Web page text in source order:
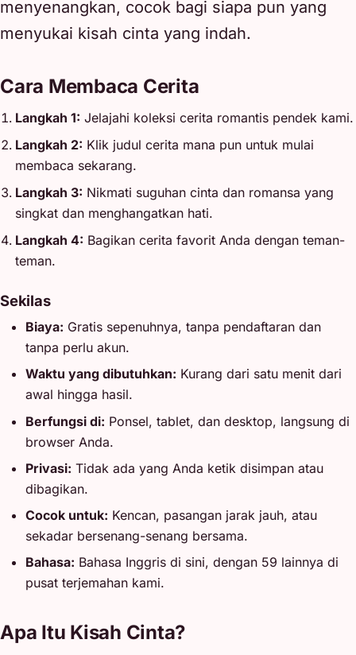
menyenangkan, cocok bagi siapa pun yang
menyukai kisah cinta yang indah.
Cara Membaca Cerita
Langkah 1: Jelajahi koleksi cerita romantis pendek kami.
Langkah 2: Klik judul cerita mana pun untuk mulai
membaca sekarang.
Langkah 3: Nikmati suguhan cinta dan romansa yang
singkat dan menghangatkan hati.
Langkah 4: Bagikan cerita favorit Anda dengan teman-
teman.
Sekilas
Biaya: Gratis sepenuhnya, tanpa pendaftaran dan
tanpa perlu akun.
Waktu yang dibutuhkan: Kurang dari satu menit dari
awal hingga hasil.
Berfungsi di: Ponsel, tablet, dan desktop, langsung di
browser Anda.
Privasi: Tidak ada yang Anda ketik disimpan atau
dibagikan.
Cocok untuk: Kencan, pasangan jarak jauh, atau
sekadar bersenang-senang bersama.
Bahasa: Bahasa Inggris di sini, dengan 59 lainnya di
pusat terjemahan kami.
Apa Itu Kisah Cinta?